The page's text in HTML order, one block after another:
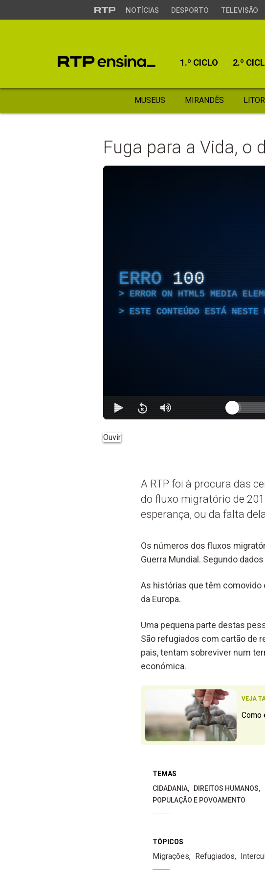
NOTÍCIAS DESPORTO TELEVISÃO
1.º CICLO 2.º
MUSEUS MIRANDÊS
Fuga para a Vida, o
ERRO 100
ERROR ON HTML5 MEDIA
ESTE CONTEÚDO ESTÁ NESTE
Ouvir
A RTP foi à procura das
do fluxo migratório de
esperança, ou da falta
Os números dos fluxos
Guerra Mundial. Segundo
As histórias que têm comovido
da Europa.
Uma pequena parte destas
São refugiados com cartão de
pais, tentam sobreviver num
económica.
VEJA
Como
TEMAS
CIDADANIA
DIREITOS HUMANOS
POPULAÇÃO E POVOAMENTO
TÓPICOS
Migrações Refugiados